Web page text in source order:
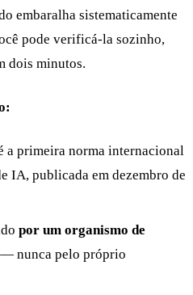
embaralha sistematicamente
pode verificá-la sozinho,
dois minutos.
a primeira norma internacional
IA, publicada em dezembro de
por um organismo de
— nunca pelo próprio